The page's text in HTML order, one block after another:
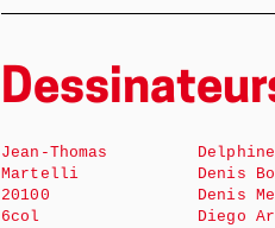
Jean-Thomas
Martelli
20100
6col
Denis
Denis
Diego